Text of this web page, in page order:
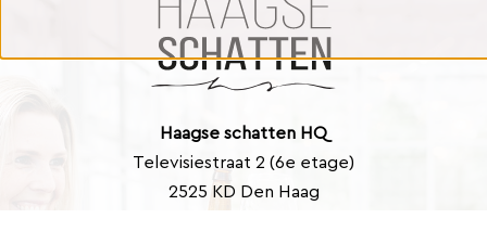
Haagse schatten HQ
Televisiestraat 2 (6e etage)
2525 KD Den Haag